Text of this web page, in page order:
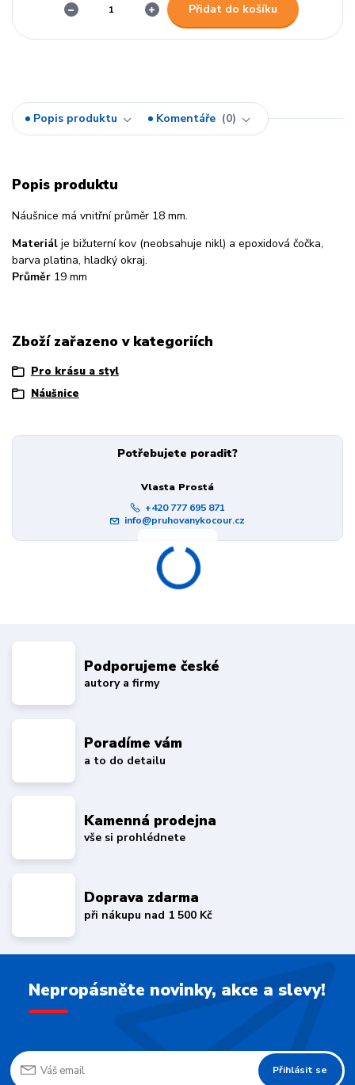
Přidat do košíku
Popis produktu Komentáře 0
Popis produktu
Náušnice má vnitřní průměr 18 mm.
Materiál je bižuterní kov (neobsahuje nikl) a epoxidová čočka,
barva platina, hladký okraj.
Průměr 19 mm
Zboží zařazeno v kategoriích
Pro krásu a styl
Náušnice
Potřebujete poradit?
Vlasta Prostá
+420 777 695 871
info@pruhovanykocour.cz
Podporujeme české
autory a firmy
Poradíme vám
a to do detailu
Kamenná prodejna
vše si prohlédnete
Doprava zdarma
při nákupu nad 1 500 Kč
Nepropásněte novinky, akce a slevy!
Přihlásit se